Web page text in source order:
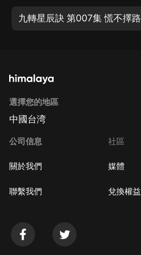
九轉星辰訣 第007集 慌不擇路
選擇您的地區
中國台湾
公司信息
關於我們
聯繫我們
社區
媒體
兌換權益